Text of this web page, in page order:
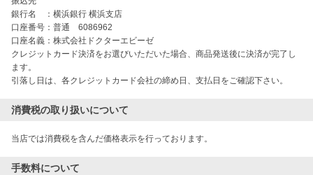
銀行名　：横浜銀行 横浜支店
口座番号：普通　6086962
口座名義：株式会社ドクターエビーゼ
クレジットカード決済をお選びいただいた場合、商品発送後に決済が完了し
ます。
引落し日は、各クレジットカード会社の締め日、支払日をご確認下さい。
消費税の取り扱いについて
当店では消費税を含んだ価格表示を行っております。
手数料について